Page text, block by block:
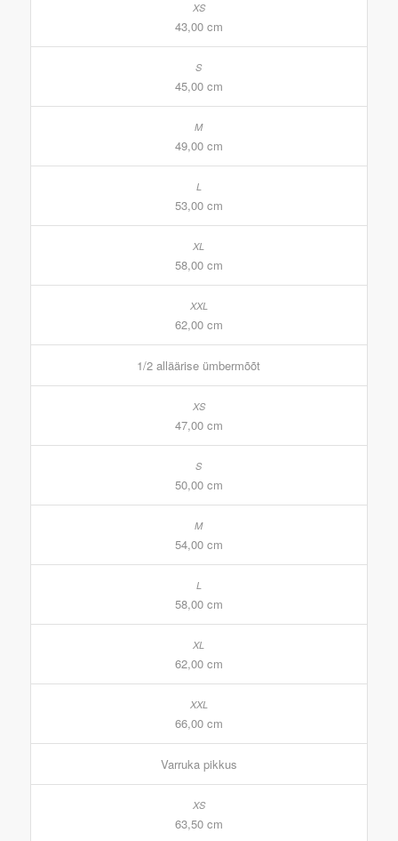
43,00 cm
45,00 cm
49,00 cm
53,00 cm
58,00 cm
62,00 cm
1/2 alläärise ümbermõõt
47,00 cm
50,00 cm
54,00 cm
58,00 cm
62,00 cm
66,00 cm
Varruka pikkus
63,50 cm